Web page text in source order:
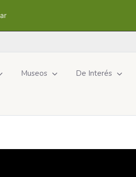
Museos De Interés